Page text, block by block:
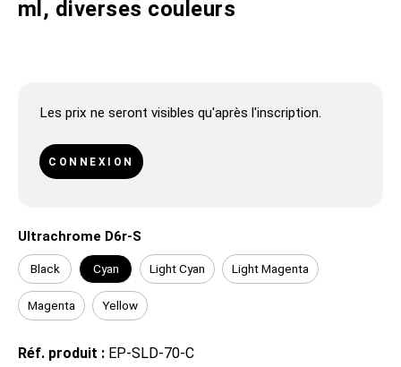
ml, diverses couleurs
Les prix ne seront visibles qu'après l'inscription.
CONNEXION
Ultrachrome D6r-S
Black Cyan Light Cyan Light Magenta
Magenta Yellow
Réf. produit : EP-SLD-70-C